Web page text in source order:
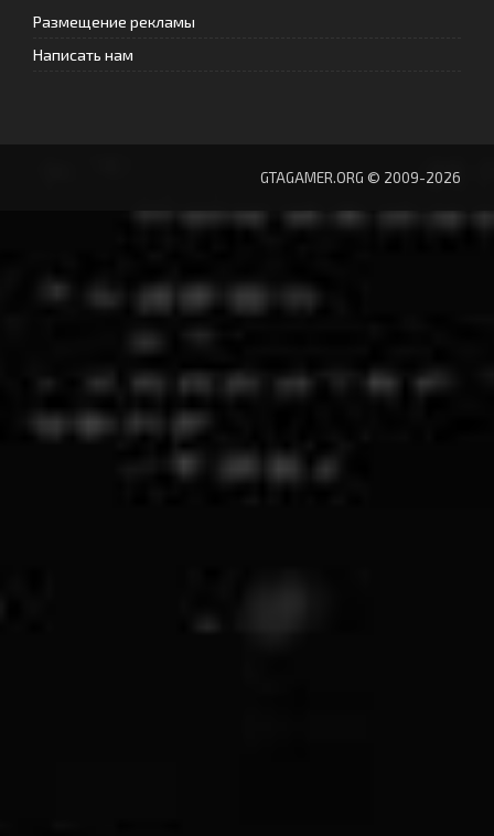
Размещение рекламы
Написать нам
GTAGAMER.ORG © 2009-2026